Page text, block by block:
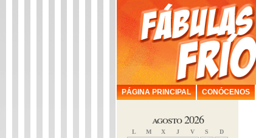
PÁGINA PRINCIPAL CONÓCENOS
agosto 2026
L M X J V S D